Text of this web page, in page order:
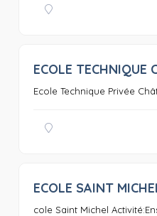
ECOLE TECHNIQUE
Ecole Technique Privée
ECOLE SAINT
cole Saint Michel